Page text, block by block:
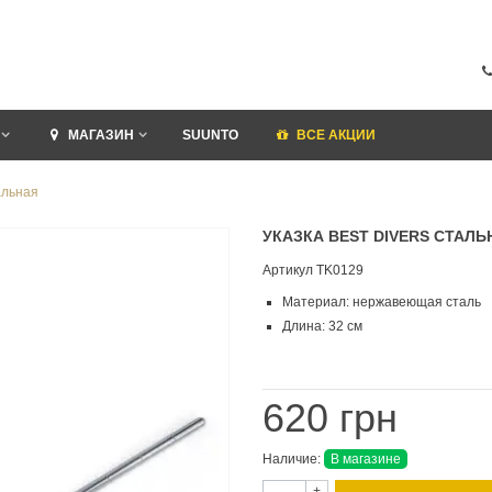
МАГАЗИН SUUNTO ВСЕ АКЦИИ
УКАЗКА BEST DIVERS
Артикул TK0129
Материал: нержавеющая сталь
Длина: 32 см
620 грн
Наличие: В магазине